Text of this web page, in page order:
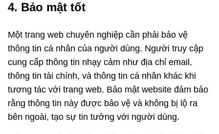
4. Bảo mật tốt
Một trang web chuyên nghiệp cần phải bảo vệ
thông tin cá nhân của người dùng. Người truy cập
cung cấp thông tin nhạy cảm như địa chỉ email,
thông tin tài chính, và thông tin cá nhân khác khi
tương tác với trang web. Bảo mật website đảm bảo
rằng thông tin này được bảo vệ và không bị lộ ra
bên ngoài, tạo sự tin tưởng với người dùng.